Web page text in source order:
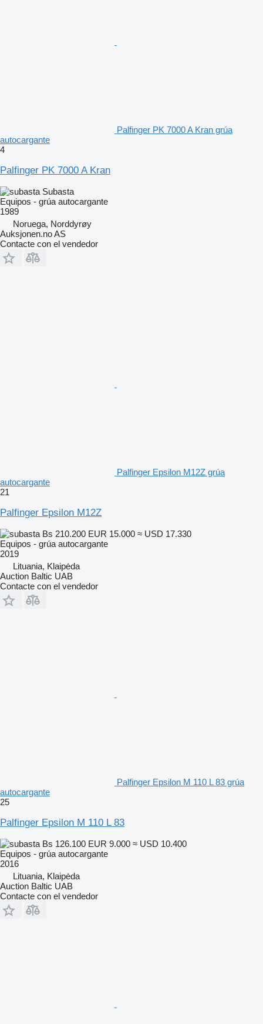
Palfinger PK 7000 A Kran grúa
autocargante
4
Palfinger PK 7000 A Kran
Subasta
Equipos - grúa autocargante
1989
Noruega, Norddyrøy
Auksjonen.no AS
Contacte con el vendedor
Palfinger Epsilon M12Z grúa
autocargante
21
Palfinger Epsilon M12Z
Bs 210.200 EUR 15.000 ≈ USD 17.330
Equipos - grúa autocargante
2019
Lituania, Klaipėda
Auction Baltic UAB
Contacte con el vendedor
Palfinger Epsilon M 110 L 83 grúa
autocargante
25
Palfinger Epsilon M 110 L 83
Bs 126.100 EUR 9.000 ≈ USD 10.400
Equipos - grúa autocargante
2016
Lituania, Klaipėda
Auction Baltic UAB
Contacte con el vendedor